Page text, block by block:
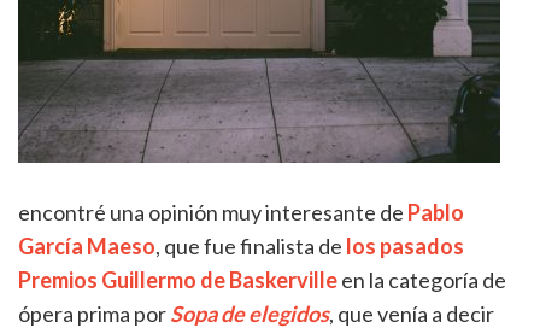
encontré una opinión muy interesante de Pablo
García Maeso, que fue finalista de los pasados
Premios Guillermo de Baskervilleen la categoría de
ópera prima porSopa de elegidos, que venía a decir